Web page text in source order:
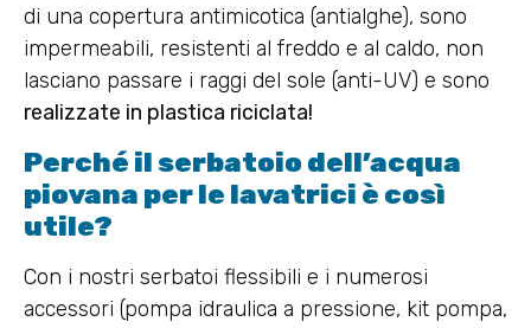
di una copertura antimicotica (antialghe), sono
impermeabili, resistenti al freddo e al caldo, non
lasciano passare i raggi del sole (anti-UV) e sono
realizzate in plastica riciclata!
Perché il serbatoio dell’acqua
piovana per le lavatrici è così
utile?
Con i nostri serbatoi flessibili e i numerosi
accessori (pompa idraulica a pressione, kit pompa,